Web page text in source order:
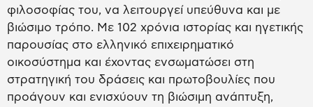
φιλοσοφίας του, να λειτουργεί υπεύθυνα και με
βιώσιμο τρόπο. Με 102 χρόνια ιστορίας και ηγετικής
παρουσίας στο ελληνικό επιχειρηματικό
οικοσύστημα και έχοντας ενσωματώσει στη
στρατηγική του δράσεις και πρωτοβουλίες που
προάγουν και ενισχύουν τη βιώσιμη ανάπτυξη,